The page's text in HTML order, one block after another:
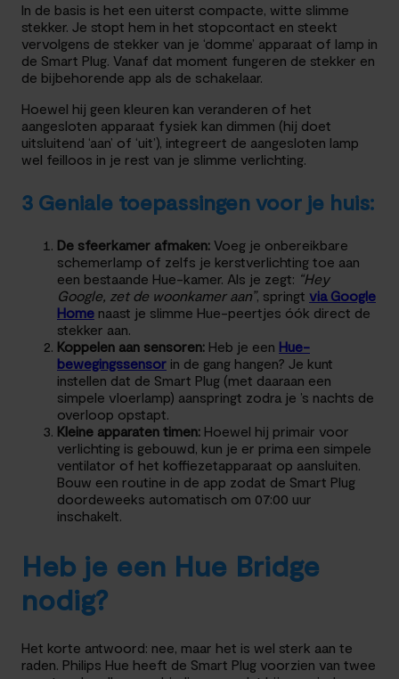
In de basis is het een uiterst compacte, witte slimme
stekker. Je stopt hem in het stopcontact en steekt
vervolgens de stekker van je ‘domme’ apparaat of lamp in
de Smart Plug. Vanaf dat moment fungeren de stekker en
de bijbehorende app als de schakelaar.
Hoewel hij geen kleuren kan veranderen of het
aangesloten apparaat fysiek kan dimmen (hij doet
uitsluitend ‘aan’ of ‘uit’), integreert de aangesloten lamp
wel feilloos in je rest van je slimme verlichting.
3 Geniale toepassingen voor je huis:
De sfeerkamer afmaken: Voeg je onbereikbare
schemerlamp of zelfs je kerstverlichting toe aan
een bestaande Hue-kamer. Als je zegt: “Hey
Google, zet de woonkamer aan”, springt via Google
Home naast je slimme Hue-peertjes óók direct de
stekker aan.
Koppelen aan sensoren: Heb je een Hue-
bewegingssensor in de gang hangen? Je kunt
instellen dat de Smart Plug (met daaraan een
simpele vloerlamp) aanspringt zodra je ’s nachts de
overloop opstapt.
Kleine apparaten timen: Hoewel hij primair voor
verlichting is gebouwd, kun je er prima een simpele
ventilator of het koffiezetapparaat op aansluiten.
Bouw een routine in de app zodat de Smart Plug
doordeweeks automatisch om 07:00 uur
inschakelt.
Heb je een Hue Bridge
nodig?
Het korte antwoord: nee, maar het is wel sterk aan te
raden. Philips Hue heeft de Smart Plug voorzien van twee